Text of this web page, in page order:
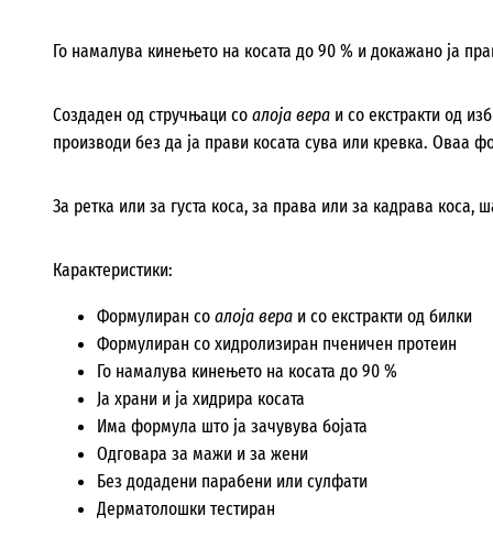
Го намалува кинењето на косата до 90 % и докажано ја
Создаден од стручњаци соалоја вера и со екстракти од
производи без да ја прави косата сува или кревка. Оваа
За ретка или за густа коса, за права или за кадрава коса,
Карактеристики:
Формулиран соалоја вера и со екстракти од билки
Формулиран со хидролизиран пченичен протеин
Го намалува кинењето на косата до 90 %
Ја храни и ја хидрира косата
Има формула што ја зачувува бојата
Одговара за мажи и за жени
Без додадени парабени или сулфати
Дерматолошки тестиран